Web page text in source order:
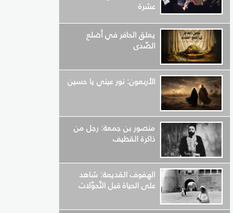
عشرة
يعلق الحافر في أضلع
الصّدى
الأربعون: نور عيني يا حسين
منصور بن جمعة: رجل من
ذاكرة القطيف
الهفوف القديمة: شاهد
على الحياة قبل التّحوّلات